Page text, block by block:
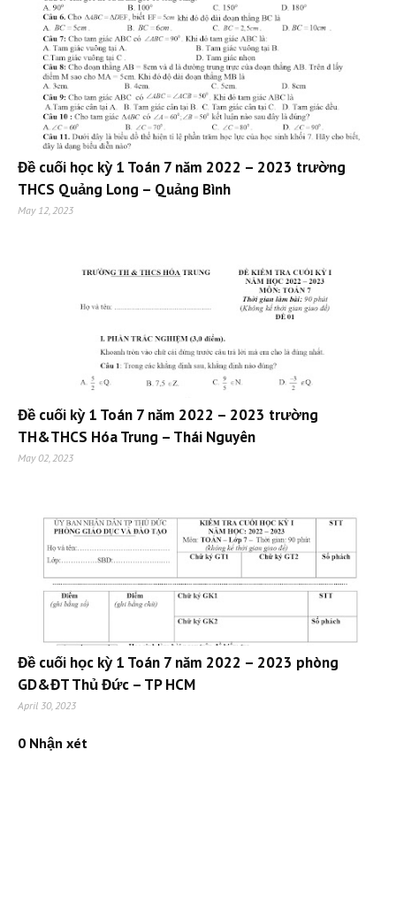
Đề cuối học kỳ 1 Toán 7 năm 2022 – 2023 trường
THCS Quảng Long – Quảng Bình
May 12, 2023
Đề cuối kỳ 1 Toán 7 năm 2022 – 2023 trường
TH&THCS Hóa Trung – Thái Nguyên
May 02, 2023
Đề cuối học kỳ 1 Toán 7 năm 2022 – 2023 phòng
GD&ĐT Thủ Đức – TP HCM
April 30, 2023
0 Nhận xét